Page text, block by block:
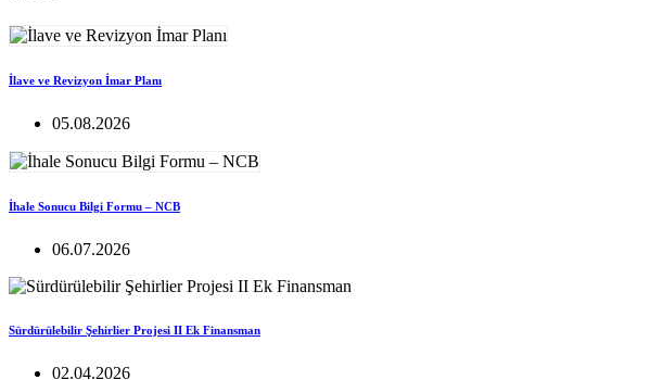
İlave ve Revizyon İmar Planı
05.08.2026
İhale Sonucu Bilgi Formu – NCB
06.07.2026
Sürdürülebilir Şehirlier Projesi II Ek Finansman
02.04.2026